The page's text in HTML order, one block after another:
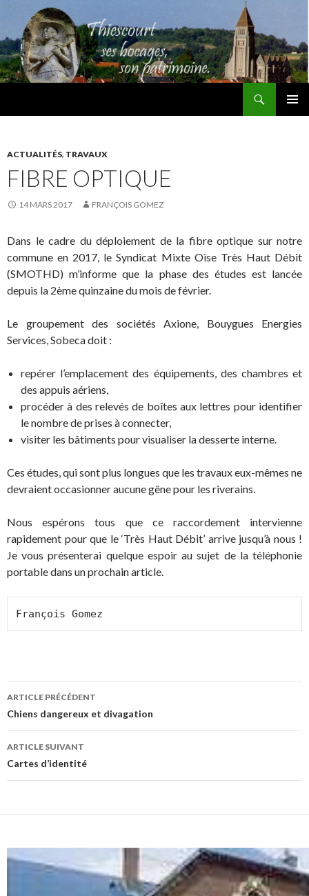
ACTUALITÉS, TRAVAUX
FIBRE OPTIQUE
14 MARS 2017 FRANÇOIS GOMEZ
Dans le cadre du déploiement de la fibre optique sur notre
commune en 2017, le Syndicat Mixte Oise Très Haut Débit
(SMOTHD) m’informe que la phase des études est lancée
depuis la 2ème quinzaine du mois de février.
Le groupement des sociétés Axione, Bouygues Energies
Services, Sobeca doit :
repérer l’emplacement des équipements, des chambres et
des appuis aériens,
procéder à des relevés de boîtes aux lettres pour identifier
le nombre de prises à connecter,
visiter les bâtiments pour visualiser la desserte interne.
Ces études, qui sont plus longues que les travaux eux-mêmes ne
devraient occasionner aucune gêne pour les riverains.
Nous espérons tous que ce raccordement intervienne
rapidement pour que le ‘Très Haut Débit’ arrive jusqu’à nous !
Je vous présenterai quelque espoir au sujet de la téléphonie
portable dans un prochain article.
François Gomez
Navigation
des
articles
ARTICLE PRÉCÉDENT
Chiens dangereux et divagation
ARTICLE SUIVANT
Cartes d’identité